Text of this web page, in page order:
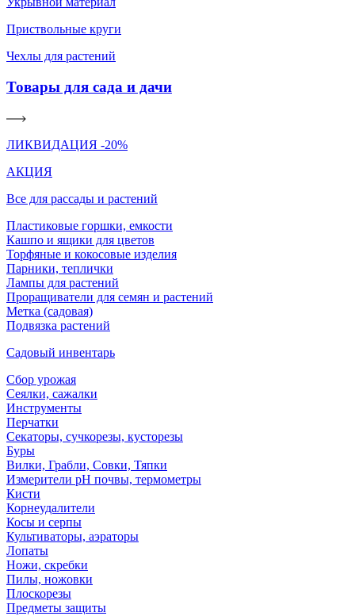
Приствольные круги
Чехлы для растений
Товары для сада и дачи
ЛИКВИДАЦИЯ -20%
АКЦИЯ
Все для рассады и растений
Пластиковые горшки, емкости
Кашпо и ящики для цветов
Торфяные и кокосовые изделия
Парники, теплички
Лампы для растений
Проращиватели для семян и растений
Метка (садовая)
Подвязка растений
Садовый инвентарь
Сбор урожая
Сеялки, сажалки
Инструменты
Перчатки
Секаторы, сучкорезы, кусторезы
Буры
Вилки, Грабли, Совки, Тяпки
Измерители pH почвы, термометры
Кисти
Корнеудалители
Косы и серпы
Культиваторы, аэраторы
Лопаты
Ножи, скребки
Пилы, ножовки
Плоскорезы
Предметы защиты